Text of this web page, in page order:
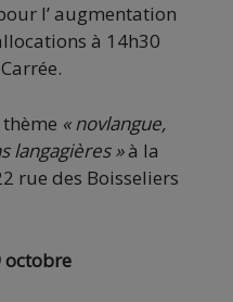
l’ augmentation
à 14h30
« novlangue,
langagières »à la
rue des Boisseliers
octobre